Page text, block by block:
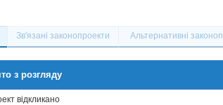
Зв'язані законопроекти Альтернативні
з розгляду
відкликано